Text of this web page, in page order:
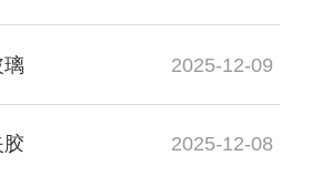
璃 2025-12-09
胶 2025-12-08